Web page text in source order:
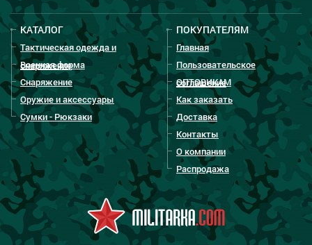
КАТАЛОГ
Тактическая одежда и
снаряжение
Военная форма
Снаряжение
Оружие и аксессуары
Сумки - Рюкзаки
ПОКУПАТЕЛЯМ
Главная
Пользовательское
соглашение
ОПТОВИКАМ
Как заказать
Доставка
Контакты
О компании
Распродажа